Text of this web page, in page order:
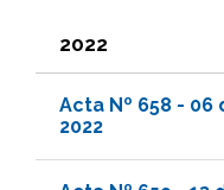
2022
Acta Nº 658 -
2022